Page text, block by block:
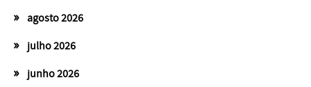
agosto 2026
julho 2026
junho 2026